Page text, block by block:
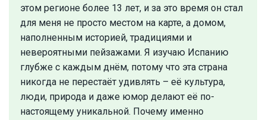
этом регионе более 13 лет, и за это время он стал
для меня не просто местом на карте, а домом,
наполненным историей, традициями и
невероятными пейзажами. Я изучаю Испанию
глубже с каждым днём, потому что эта страна
никогда не перестаёт удивлять – её культура,
люди, природа и даже юмор делают её по-
настоящему уникальной. Почему именно